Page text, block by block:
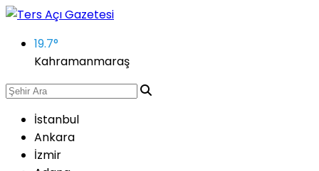
19.7°
Kahramanmaraş
İstanbul
Ankara
İzmir